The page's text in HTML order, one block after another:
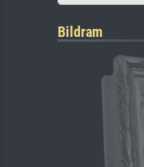
Bildram